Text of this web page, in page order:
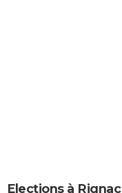
Elections à Rignac